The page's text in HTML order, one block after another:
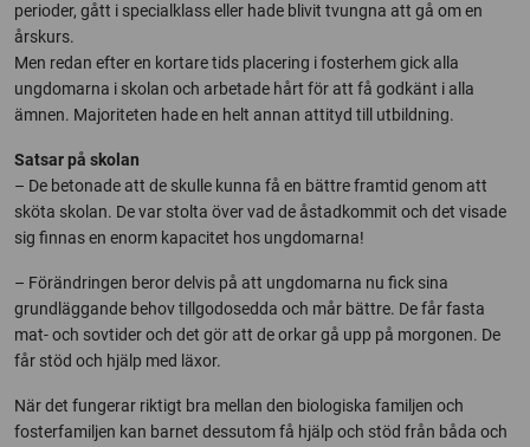
perioder, gått i specialklass eller hade blivit tvungna att gå om en
årskurs.
Men redan efter en kortare tids placering i fosterhem gick alla
ungdomarna i skolan och arbetade hårt för att få godkänt i alla
ämnen. Majoriteten hade en helt annan attityd till utbildning.
Satsar på skolan
– De betonade att de skulle kunna få en bättre framtid genom att
sköta skolan. De var stolta över vad de åstadkommit och det visade
sig finnas en enorm kapacitet hos ungdomarna!
– Förändringen beror delvis på att ungdomarna nu fick sina
grundläggande behov tillgodosedda och mår bättre. De får fasta
mat- och sovtider och det gör att de orkar gå upp på morgonen. De
får stöd och hjälp med läxor.
När det fungerar riktigt bra mellan den biologiska familjen och
fosterfamiljen kan barnet dessutom få hjälp och stöd från båda och